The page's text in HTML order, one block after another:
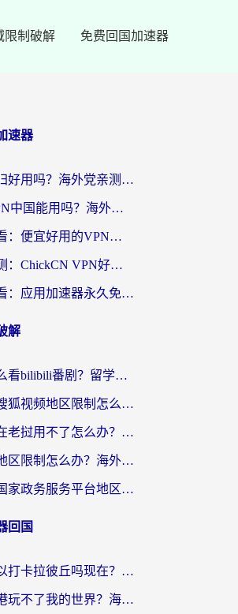
限制破解 免费回国加速器
速器
穿梭和海归好用吗？海外党亲测：3步选对回国加速器，无缝刷国内剧玩手游
ExpressVPN中国能用吗？海外党翻回国内的加速器选择指南（附番茄加速器实测）
海外党必看：便宜好用的VPN怎么选？3步解决回国访问难题+Steam改区技巧
海外党实测：ChickCN VPN好用吗？和OurPlay VPN对比哪个回国效果更好？附避坑指南
海外党必看：应用加速器永久免费版真的靠谱吗？教你选对回国加速器无缝刷国内资源
解
在国外怎么看bilibili番剧？留学生亲测有效的地域限制突破指南（附酷我酷狗音乐解决方法）
在越南用搜狐视频地区限制怎么办？3招解决海外看国内剧难题（附西瓜视频CCTV观看技巧）
皮皮影视在老挝用不了怎么办？3步解决海外看国内影视&财经的痛点
香港酷我地区限制怎么办？海外党亲测有效的回国加速方案来了
在美国用国家政务服务平台地区限制怎么办？海外华人必备的突破攻略（附追剧看片技巧）
回国
在欧洲可以打卡拉彼丘吗现在？海外党国服游戏加速器终极避坑指南
为什么香港玩不了我的世界？海外党国服游戏加速终极解决方案